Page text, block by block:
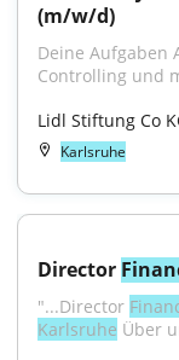
(m/w/d)
Deine Aufgaben
Controlling und
Lidl Stiftung Co
Karlsruhe
Director
"...Director
Karlsruhe Über